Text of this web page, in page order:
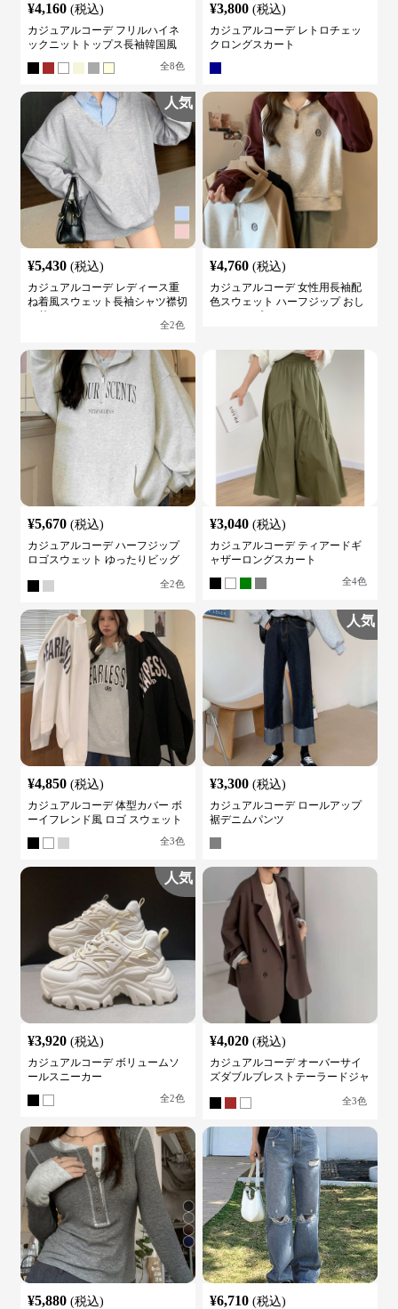
¥4,160 (税込)
カジュアルコーデ フリルハイネ
ックニットトップス長袖韓国風
全8色
¥3,800 (税込)
カジュアルコーデ レトロチェッ
クロングスカート
人気
¥5,430 (税込)
カジュアルコーデ レディース重
ね着風スウェット長袖シャツ襟切
全2色
¥4,760 (税込)
カジュアルコーデ 女性用長袖配
色スウェット ハーフジップ おし
¥5,670 (税込)
カジュアルコーデ ハーフジップ
ロゴスウェット ゆったりビッグ
全2色
¥3,040 (税込)
カジュアルコーデ ティアードギ
ャザーロングスカート
全4色
¥4,850 (税込)
カジュアルコーデ 体型カバー ボ
ーイフレンド風 ロゴ スウェット
全3色
人気
¥3,300 (税込)
カジュアルコーデ ロールアップ
裾デニムパンツ
人気
¥3,920 (税込)
カジュアルコーデ ボリュームソ
ールスニーカー
全2色
¥4,020 (税込)
カジュアルコーデ オーバーサイ
ズダブルブレストテーラードジャ
全3色
¥5,880 (税込) ¥6,710 (税込)